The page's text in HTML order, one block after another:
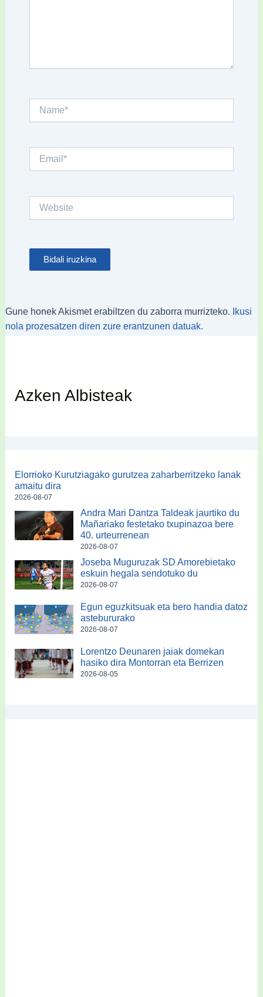
Gune honek Akismet erabiltzen du zaborra murrizteko.
Ikusi
nola prozesatzen diren zure erantzunen datuak.
Azken Albisteak
Elorrioko Kurutziagako gurutzea zaharberritzeko lanak
amaitu dira
2026-08-07
Andra Mari Dantza Taldeak jaurtiko du
Mañariako festetako txupinazoa bere
40. urteurrenean
2026-08-07
Joseba Muguruzak SD Amorebietako
eskuin hegala sendotuko du
2026-08-07
Egun eguzkitsuak eta bero handia datoz
astebururako
2026-08-07
Lorentzo Deunaren jaiak domekan
hasiko dira Montorran eta Berrizen
2026-08-05